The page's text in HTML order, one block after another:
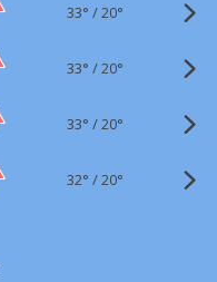
33° /20°
33° /20°
33° /20°
32° /20°